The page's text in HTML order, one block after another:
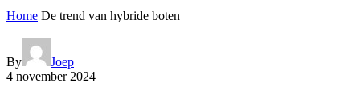
Home De trend van hybride boten
By
Joep
4 november 2024